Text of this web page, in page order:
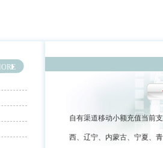
自有渠道移动小额充值当前
西、辽宁、内蒙古、宁夏、